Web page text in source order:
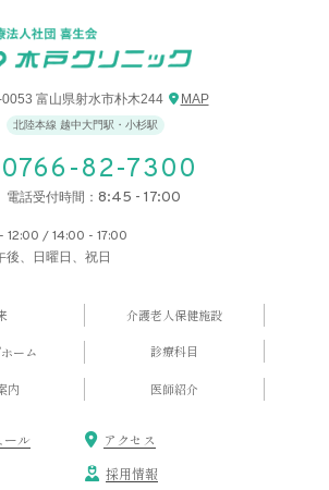
富山県射水市朴木244 MAP
北陸本線 越中大門駅・小杉駅
0766-82-7300
電話受付時間： 8:45 - 17:00
12:00 / 14:00 - 17:00
後、日曜日、祝日
介護老人保健施設
ーム 診療科目
内 医師紹介
ール
アクセス
採用情報